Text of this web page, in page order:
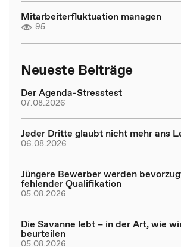
Mitarbeiterfluktuation managen
95
Neueste Beiträge
Der Agenda-Stresstest
07.08.2026
Jeder Dritte glaubt nicht mehr ans
06.08.2026
Jüngere Bewerber werden
fehlender Qualifikation
05.08.2026
Die Savanne lebt – in der Art, wie
beurteilen
05.08.2026